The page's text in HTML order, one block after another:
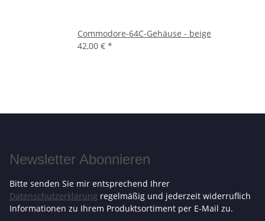
Commodore-64C-Gehäuse - beige
42,00 € *
Newsletter Abonnieren
Bitte senden Sie mir entsprechend Ihrer
Datenschutzerklärung regelmäßig und jederzeit widerruflich
Informationen zu Ihrem Produktsortiment per E-Mail zu.